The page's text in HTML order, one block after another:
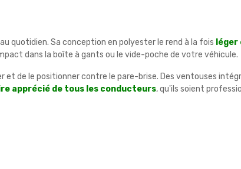
quotidien. Sa conception en polyester le rend à la fois
dans la boîte à gants ou le vide-poche de votre véhicule.
et de le positionner contre le pare-brise. Des ventouses
apprécié de tous les conducteurs, qu'ils soient